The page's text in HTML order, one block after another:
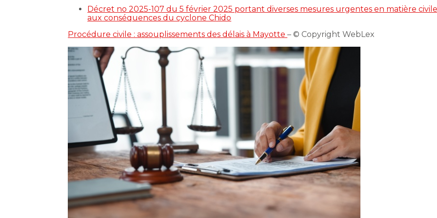
Décret no 2025-107 du 5 février 2025 portant diverses mesures urgentes en matière
aux conséquences du cyclone Chido
Procédure civile : assouplissements des délais à Mayotte– © Copyright WebLex